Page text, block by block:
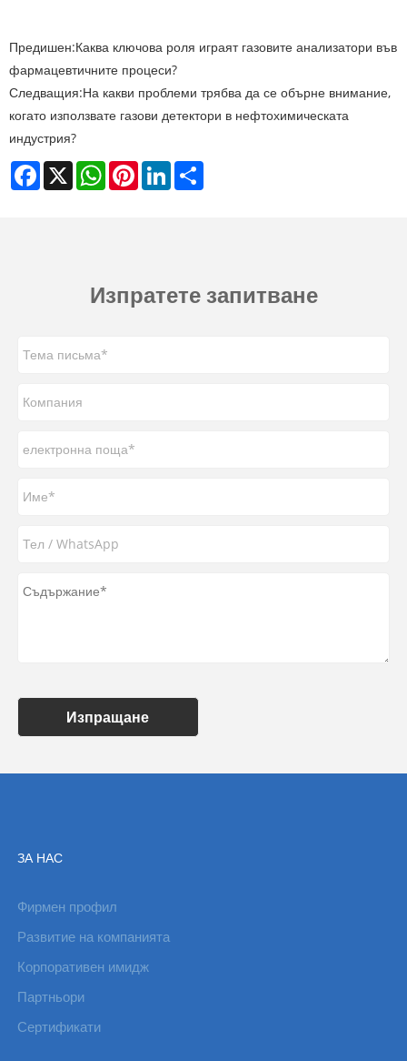
Предишен:Каква ключова роля играят газовите анализатори във
фармацевтичните процеси?
Следващия:На какви проблеми трябва да се обърне внимание,
когато използвате газови детектори в нефтохимическата
индустрия?
Facebook
X WhatsAppPinterestLinkedIn
Изпратете запитване
Изпращане
ЗА НАС
Фирмен профил
Развитие на компанията
Корпоративен имидж
Партньори
Сертификати